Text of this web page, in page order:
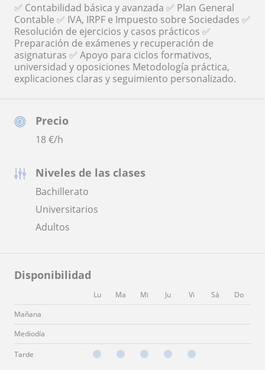
Precio
18€/h
Niveles de las clases
Bachillerato
Universitarios
Adultos
Disponibilidad
Lu Ma Mi Ju Vi Sá
Do
Mañana
Mediodía
Tarde
✅ Contabilidad básica y avanzada ✅ Plan General
Contable ✅ IVA, IRPF e Impuesto sobre Sociedades ✅
Resolución de ejercicios y casos prácticos ✅
Preparación de exámenes y recuperación de
asignaturas ✅ Apoyo para ciclos formativos,
universidad y oposiciones Metodología práctica,
explicaciones claras y seguimiento personalizado.